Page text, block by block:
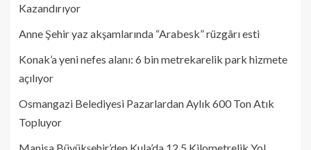
Kazandırıyor
Anne Şehir yaz akşamlarında “Arabesk” rüzgârı esti
Konak’a yeni nefes alanı: 6 bin metrekarelik park hizmete
açılıyor
Osmangazi Belediyesi Pazarlardan Aylık 600 Ton Atık
Topluyor